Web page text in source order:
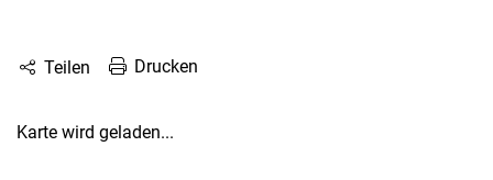
Teilen Drucken
Karte wird geladen...